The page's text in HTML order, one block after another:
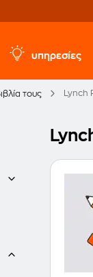
υπηρεσίες
τους Lynch